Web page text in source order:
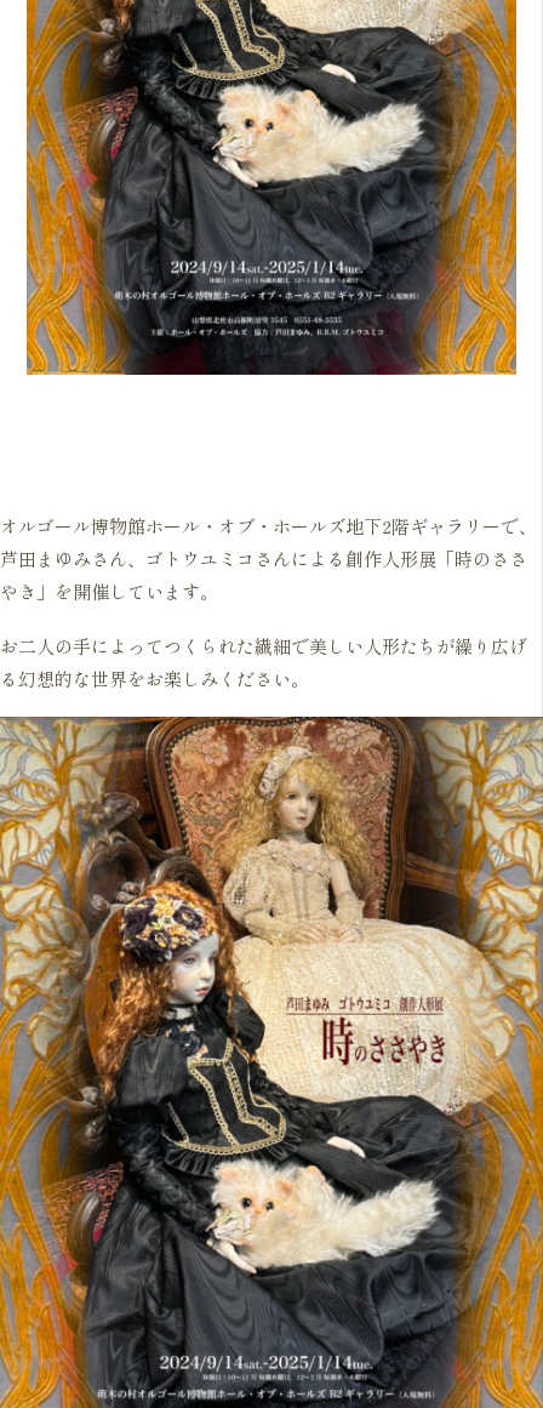
オルゴール博物館ホール・オブ・ホールズ地下2階ギャラリーで、
芦田まゆみさん、ゴトウユミコさんによる創作人形展「時のささ
やき」を開催しています。
お二人の手によってつくられた繊細で美しい人形たちが繰り広げ
る幻想的な世界をお楽しみください。